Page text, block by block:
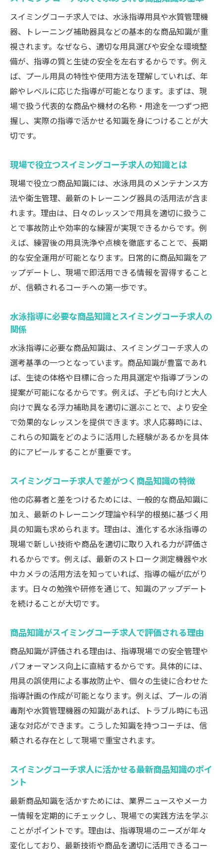
れる理由
スイミングコーチ求人に活かせる最新商品
知識のポイント
資格取得を目指すなら必見のスイミングコーチ
求人
スイミングコーチ求人に必須の資格とは何
かを解説
資格取得を目指す人向けスイミングコーチ
スイミングコーチ求人で有利になる資格取
スイミングコーチ求人応募時に役立つ資格
の種類
実務経験と資格が両立できるスイミングコ
ーチ求人
スイミングコーチ求人で資格取得を活かす
コツ
水泳指導で活かせる商品知識の習得ポイント
の習得法
の知識
スイミングコーチ求人で活用できる商品知
識の勉強法
商品知識が水泳指導力を高める理由とスイ
ミングコーチ求人
スイミングコーチ求人応募前に学ぶべき商
品知識
求人で学ぶ
スイミングコーチ求人における資格選びのコツ
スイミングコーチ求人で迷わない資格選び
のポイント
業界で評価される資格とスイミングコーチ
求人の関係性
スイミングコーチ求人応募前に知りたい資
格の種類
スイミングコーチ求人で活かせる資格取得
資格選びで失敗しないスイミングコーチ求
人の見極め方
スイミングコーチ求人で役立つ資格比較と
選択基準
キャリアアップを叶える商品知識の学び方
スイミングコーチ求人でキャリアアップに
直結する学び
活躍する方法
人の商品知識
実務に強いスイミングコーチ求人の商品知
識習得法
スイミングコーチ求人で差がつく学び方の
スイミングコーチ求人では、水泳指導用具や水質管理機
器、トレーニング補助器具などの基本的な商品知識が重
視されます。なぜなら、適切な用具選びや安全な環境整
備が、指導の質と生徒の安全を左右するからです。例え
ば、プール用具の特性や使用方法を理解していれば、年
齢やレベルに応じた指導が可能となります。まずは、現
場で扱う代表的な商品や機材の名称・用途を一つずつ把
握し、実際の指導で活かせる知識を身につけることが大
切です。
現場で役立つスイミングコーチ求人の知識とは
現場で役立つ商品知識には、水泳用具のメンテナンス方
法や衛生管理、最新のトレーニング器具の活用法が含ま
れます。理由は、日々のレッスンで用具を適切に扱うこ
とで事故防止や効率的な練習が実現できるからです。例
えば、練習後の用具洗浄や点検を徹底することで、長期
的な安全運用が可能となります。日常的に商品知識をア
ップデートし、現場で即活用できる情報を習得すること
が、信頼されるコーチへの第一歩です。
水泳指導に必要な商品知識とスイミングコーチ求人の
関係
水泳指導に必要な商品知識は、スイミングコーチ求人の
選考基準の一つとなっています。商品知識が豊富であれ
ば、生徒の体格や目標に合った用具選定や指導プランの
提案が可能になるからです。例えば、子ども向けと大人
向けで異なる浮力補助具を適切に選ぶことで、より安全
で効果的なレッスンを提供できます。求人応募時には、
これらの知識をどのように活用した経験があるかを具体
的にアピールすることが重要です。
スイミングコーチ求人で差がつく商品知識の特徴
他の応募者と差をつけるためには、一般的な商品知識に
加え、最新のトレーニング理論や科学的根拠に基づく用
具の知識も求められます。理由は、進化する水泳指導の
現場で新しい技術や商品を適切に取り入れる力が評価さ
れるからです。例えば、最新のストローク測定機器や水
中カメラの活用方法を知っていれば、指導の幅が広がり
ます。日々の勉強や研修を通じて、知識のアップデート
を続けることが大切です。
商品知識がスイミングコーチ求人で評価される理由
商品知識が評価される理由は、指導現場での安全管理や
パフォーマンス向上に直結するからです。具体的には、
用具の誤使用による事故防止や、個々の生徒に合わせた
指導計画の作成が可能となります。例えば、プールの消
毒剤や水質管理機器の知識があれば、トラブル時にも迅
速な対応ができます。こうした知識を持つコーチは、信
頼される存在として現場で重宝されます。
スイミングコーチ求人に活かせる最新商品知識のポイ
ント
最新商品知識を活かすためには、業界ニュースやメーカ
ー情報を定期的にチェックし、現場での実践方法を学ぶ
ことがポイントです。理由は、指導現場のニーズが年々
変化しており、最新技術や商品を適切に活用できるコー